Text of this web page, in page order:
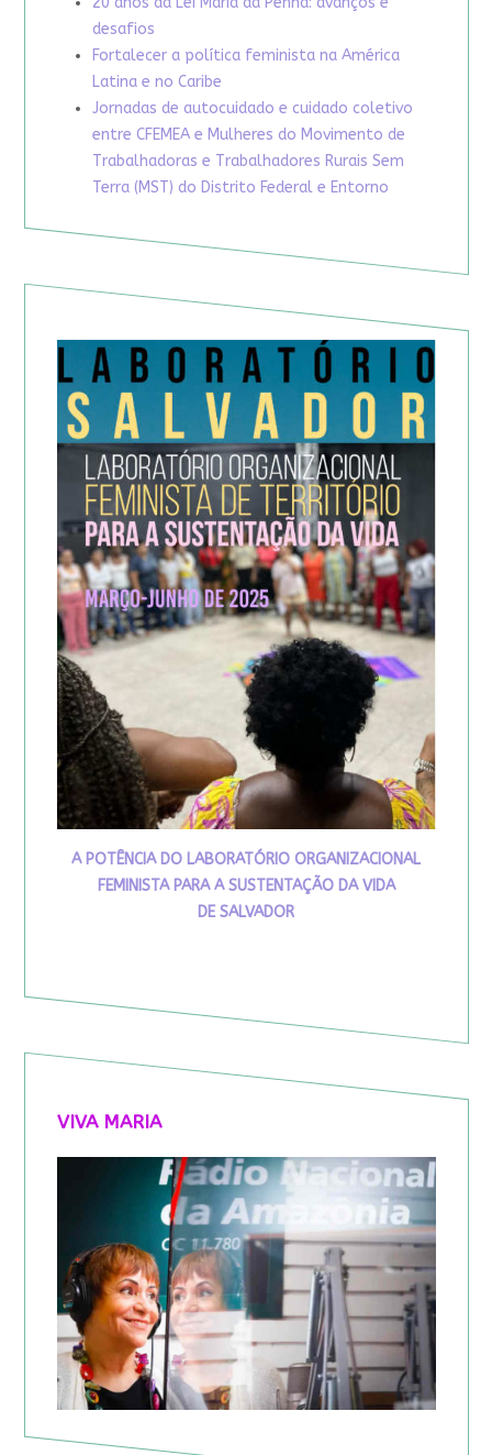
desafios
Fortalecer a política feminista na América
Latina e no Caribe
Jornadas de autocuidado e cuidado coletivo
entre CFEMEA e Mulheres do Movimento de
Trabalhadoras e Trabalhadores Rurais Sem
Terra (MST) do Distrito Federal e Entorno
A POTÊNCIA DO LABORATÓRIO ORGANIZACIONAL
FEMINISTA PARA A SUSTENTAÇÃO DA VIDA
DE SALVADOR
VIVA MARIA